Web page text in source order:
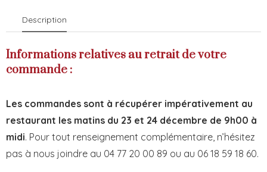
Description
Informations relatives au retrait de votre
commande :
Les commandes sont à récupérer impérativement au
restaurant les matins du 23 et 24 décembre de 9h00 à
midi. Pour tout renseignement complémentaire, n’hésitez
pas à nous joindre au 04 77 20 00 89 ou au 06 18 59 18 60.